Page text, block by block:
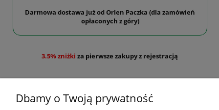
Darmowa dostawa już od Orlen Paczka (dla zamówień
opłaconych z góry)
3.5% zniżki za pierwsze zakupy z rejestracją
Dbamy o Twoją prywatność